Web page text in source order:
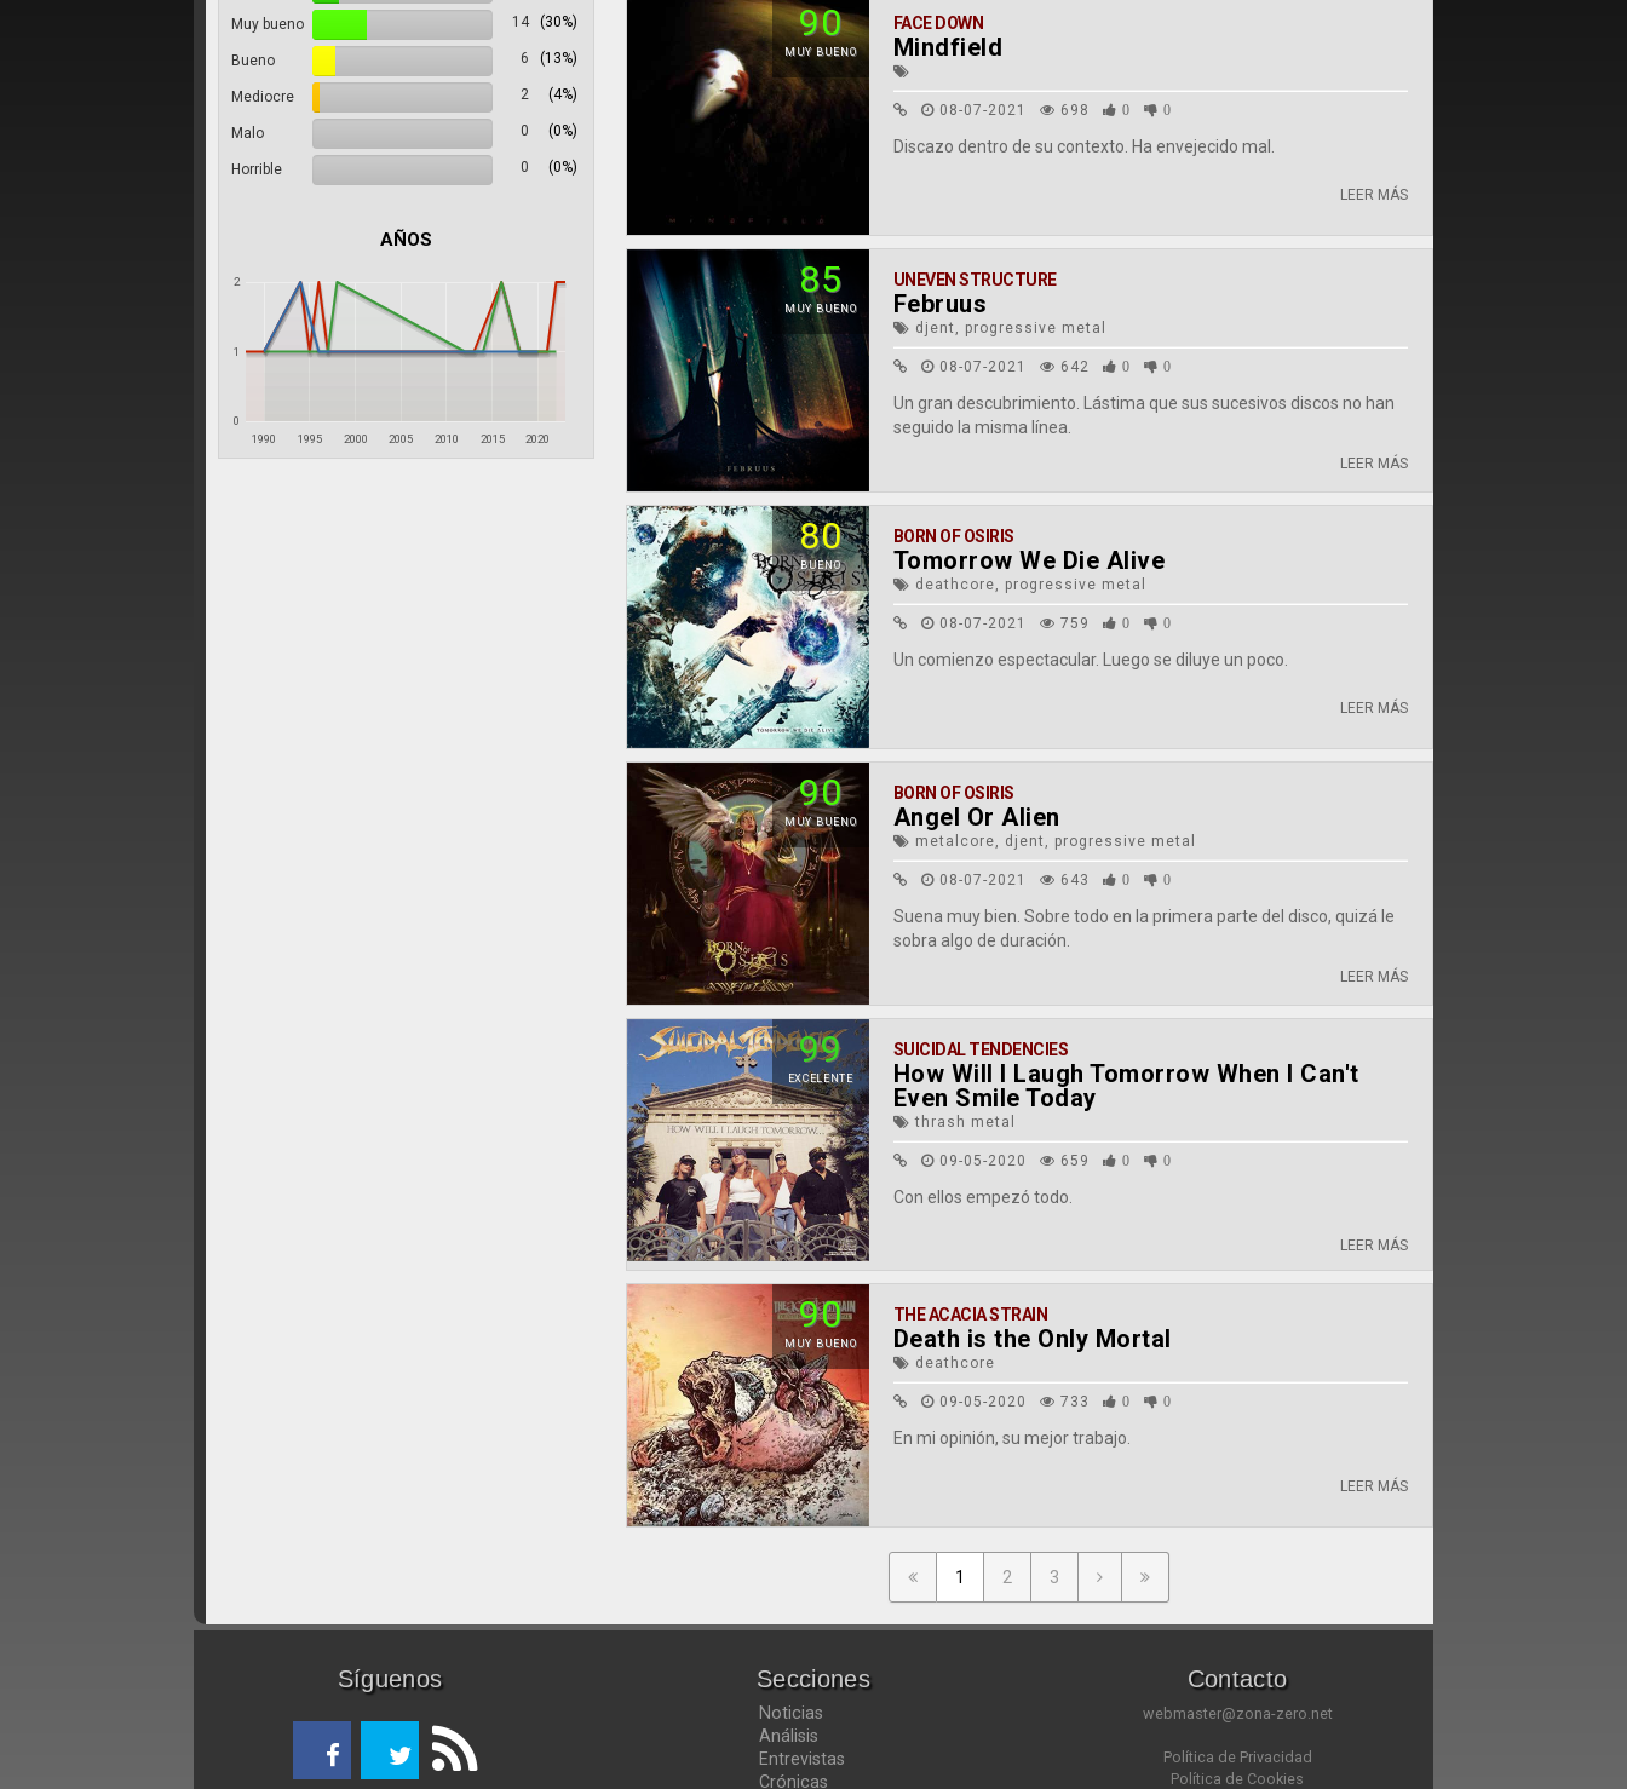
Muy bueno 14 (30%)
Bueno 6 (13%)
Mediocre 2 (4%)
Malo 0 (0%)
Horrible 0 (0%)
AÑOS
1990 1995 2000 2005 2010 2015 2020
0
1
2
90
MUY BUENO
FACE DOWN
Mindfield
08-07-2021 698 0 0
Discazo dentro de su contexto. Ha envejecido mal.
LEER MÁS
85
MUY BUENO
UNEVEN STRUCTURE
Februus
djent, progressive metal
08-07-2021 642 0 0
Un gran descubrimiento. Lástima que sus sucesivos discos no han
seguido la misma línea.
LEER MÁS
80
BUENO
BORN OF OSIRIS
Tomorrow We Die Alive
deathcore, progressive metal
08-07-2021 759 0 0
Un comienzo espectacular. Luego se diluye un poco.
LEER MÁS
90
MUY BUENO
BORN OF OSIRIS
Angel Or Alien
metalcore, djent, progressive metal
08-07-2021 643 0 0
Suena muy bien. Sobre todo en la primera parte del disco, quizá le
sobra algo de duración.
LEER MÁS
99
EXCELENTE
SUICIDAL TENDENCIES
How Will I Laugh Tomorrow When I Can't
Even Smile Today
thrash metal
09-05-2020 659 0 0
Con ellos empezó todo.
LEER MÁS
90
MUY BUENO
THE ACACIA STRAIN
Death is the Only Mortal
deathcore
09-05-2020 733 0 0
En mi opinión, su mejor trabajo.
LEER MÁS
1 2 3
Síguenos Secciones
Noticias
Análisis
Entrevistas
Crónicas
Contacto
webmaster@zona-zero.net
Política de Privacidad
Política de Cookies